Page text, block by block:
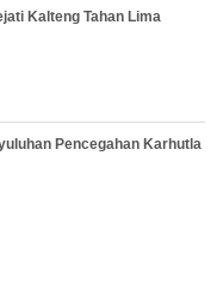
Kalteng Tahan Lima
Pencegahan Karhutla